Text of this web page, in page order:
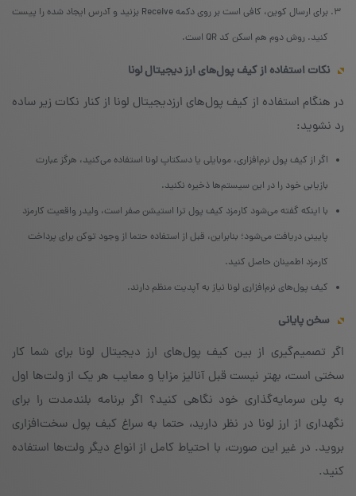
برای ارسال کوین، کافی است بر روی دکمه Receive بزنید و آدرس ایجاد شده را پیست
کنید. روش دوم هم اسکن کد QR است.
نکات استفاده از کیف پول‌های ارز دیجیتال لونا
در هنگام استفاده از کیف پول‌های ارزدیجیتال لونا از کنار نکات زیر ساده
رد نشوید:
اگر از کیف پول نرم‌افزاری، موبایلی یا دسکتاپ لونا استفاده می‌کنید، هرگز عبارت
بازیابی خود را در این سیستم‌ها ذخیره نکنید.
با اینکه گفته می‌شود کارمزد کیف پول ترا استیشن صفر است، ولیدر واقعیت کارمزد
پایینی دریافت می‌شود؛ بنابراین، قبل از استفاده حتما از وجود توکن برای پرداخت
کارمزد اطمینان حاصل کنید.
کیف پول‌های نرم‌افزاری لونا نیاز به آپدیت منظم دارند.
سخن پایانی
اگر تصمیم‌گیری از بین کیف پول‌های ارز دیجیتال لونا برای شما کار
سختی است، بهتر نیست قبل آنالیز مزایا و معایب هر یک از ولت‌ها اول
به پلن سرمایه‌گذاری خود نگاهی کنید؟ اگر برنامه بلندمدت را برای
نگهداری از ارز لونا در نظر دارید، حتما به سراغ کیف پول سخت‌افزاری
بروید. در غیر این صورت، با احتیاط کامل از انواع دیگر ولت‌ها استفاده
کنید.